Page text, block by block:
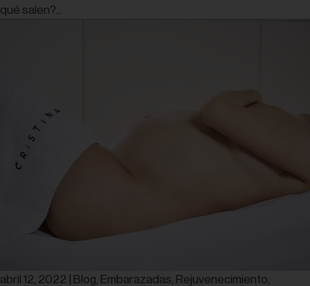
qué salen?...
abril 12, 2022 Blog Embarazadas Rejuvenecimiento